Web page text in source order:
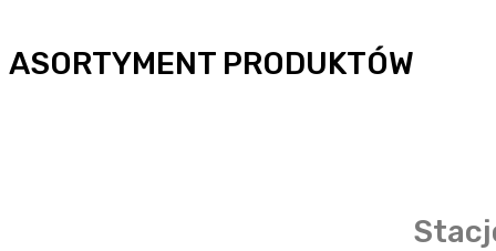
ASORTYMENT PRODUKTÓW